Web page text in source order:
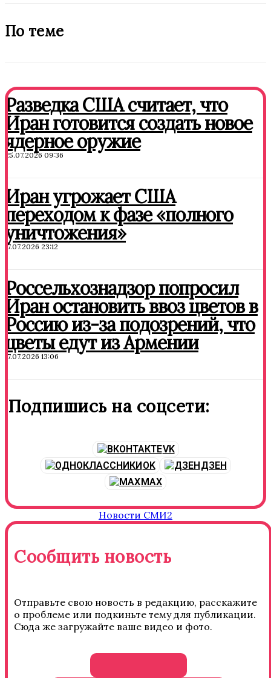
По теме
Разведка США считает, что
Иран готовится создать новое
ядерное оружие
25.07.2026 09:36
Иран угрожает США
переходом к фазе «полного
уничтожения»
17.07.2026 23:12
Россельхознадзор попросил
Иран остановить ввоз цветов в
Россию из-за подозрений, что
цветы едут из Армении
17.07.2026 13:06
Подпишись на соцсети:
VK
OK
ДЗЕН
MAX
Новости СМИ2
Сообщить новость
Отправьте свою новость в редакцию, расскажите
о проблеме или подкиньте тему для публикации.
Сюда же загружайте ваше видео и фото.